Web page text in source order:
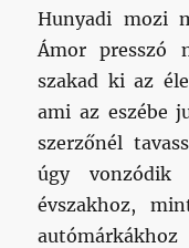
Hunyadi mozi
Ámor presszó
szakad ki az
ami az eszébe
szerzőnél
úgy
évszakhoz,